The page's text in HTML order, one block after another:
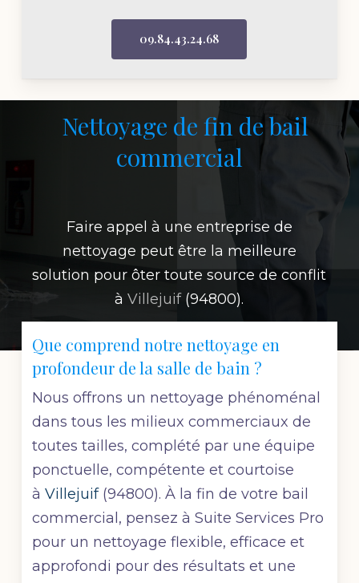
09.84.43.24.68
Nettoyage de fin de bail
commercial
Faire appel à une entreprise de
nettoyage peut être la meilleure
solution pour ôter toute source de conflit
àVillejuif(94800).
Que comprend notre nettoyage en
profondeur de la salle de bain ?
Nous offrons un nettoyage phénoménal
dans tous les milieux commerciaux de
toutes tailles, complété par une équipe
ponctuelle, compétente et courtoise
àVillejuif(94800). À la fin de votre bail
commercial, pensez à Suite Services Pro
pour un nettoyage flexible, efficace et
approfondi pour des résultats et une